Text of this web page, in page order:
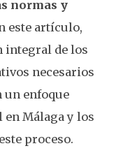
normas y
este artículo,
integral de los
necesarios
enfoque
en Málaga y los
proceso.